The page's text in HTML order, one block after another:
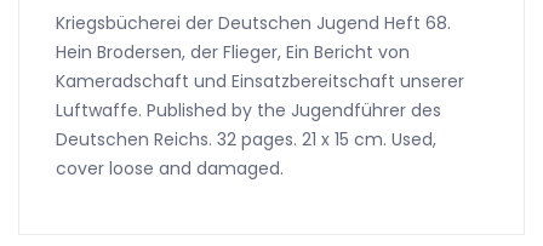
Kriegsbücherei der Deutschen Jugend Heft 68.
Hein Brodersen, der Flieger, Ein Bericht von
Kameradschaft und Einsatzbereitschaft unserer
Luftwaffe. Published by the Jugendführer des
Deutschen Reichs. 32 pages. 21 x 15 cm. Used,
cover loose and damaged.